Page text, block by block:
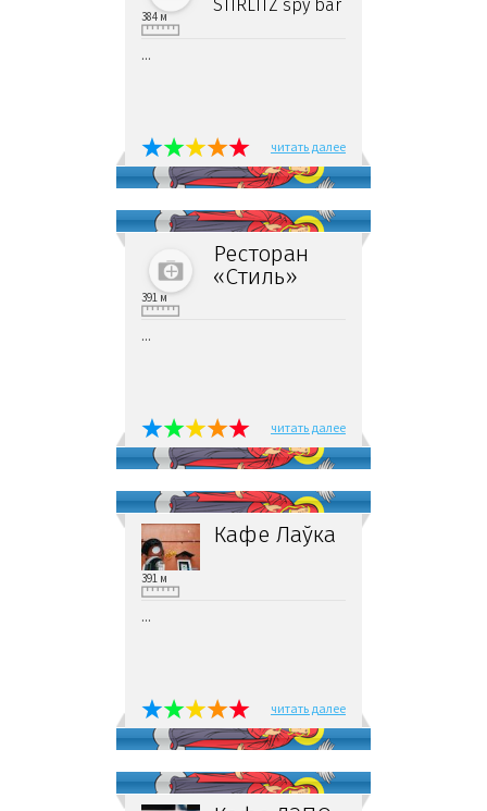
STIRLITZ spy bar
384 м
...
читать далее
Ресторан
«Стиль»
391 м
...
читать далее
Кафе Лаўка
391 м
...
читать далее